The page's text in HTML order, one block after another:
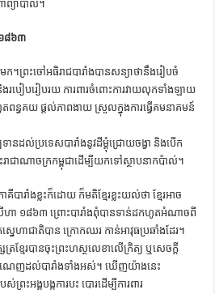
ព្យាបាល។
១៨៦៣
ព្រះចៅអធិរាជបារាំងបានសន្យាថានឹងរៀបចំ
ងរបៀបរៀបរយ ការពារចំពោះការវាយលុកទាំងឡាយ
ពន្ធគយ ផ្ដល់ភាពងាយ ស្រួលក្នុងការធ្វើគមនាគមន៍
ទានដល់ប្រទេសបារាំងនូវដីម្ដុំជ្រោយចង្វា និងបើក
ះរាជាណាចក្រកម្ពុជាដើម្បីយកទៅស្ថាបនាកប៉ាល់។
បារាំងខ្លះក៏ដោយ ក៏មតិខ្មែរខ្លះយល់ថា ខ្មែរអាច
ហា ១៨៦៣ ព្រោះបារាំងពុំបានទាន់ដកហូតអំណាចពី
ស្នេហាជាតិបាន ក្រោកឈរ កាន់អាវុធប្រឆាំងដែរ។
រខ្មែរបានចុះព្រះហស្ថលេខាលើក្រិត្យ ឬសេចក្ដី
ណេញដល់បារាំងទាំងអស់។ ឃើញយ៉ាងនេះ
រះអង្គបង្កការបះ បោរដើម្បីការពារ